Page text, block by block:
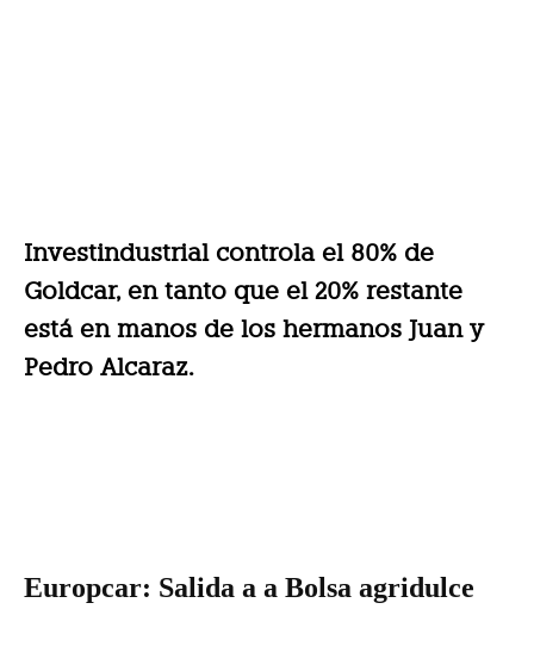
Investindustrial controla el 80% de
Goldcar, en tanto que el 20% restante
está en manos de los hermanos Juan y
Pedro Alcaraz.
Europcar: Salida a a Bolsa agridulce